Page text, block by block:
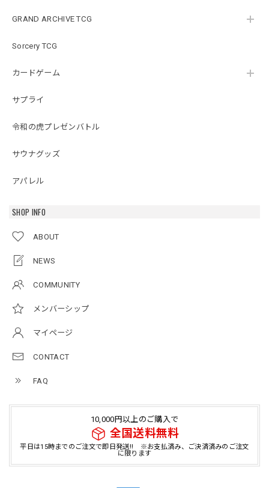
GRAND ARCHIVE TCG
Sorcery TCG
カードゲーム
サプライ
令和の虎プレゼンバトル
サウナグッズ
アパレル
SHOP INFO
ABOUT
NEWS
COMMUNITY
メンバーシップ
マイページ
CONTACT
FAQ
10,000円以上のご購入で
全国送料無料
平日は15時までのご注文で即日発送!! ※お支払済み、ご決済済みのご注文
に限ります